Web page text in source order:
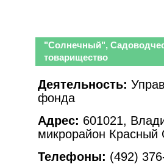
"Солнечный",
товарищество
Деятельность:
фонда
Адрес: 601021,
микрорайон Красный
Телефоны: (492)